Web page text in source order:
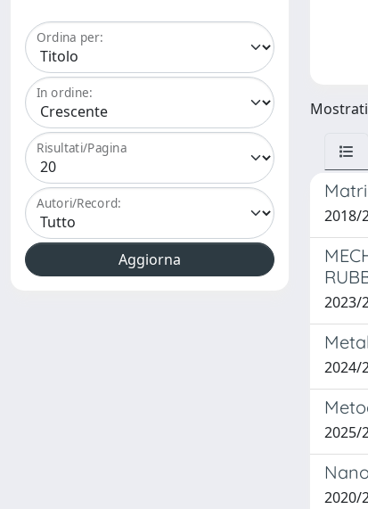
Ordina per:
In ordine:
Risultati/Pagina
Autori/Record:
2018/
2023/
2024/
2025/
2020/